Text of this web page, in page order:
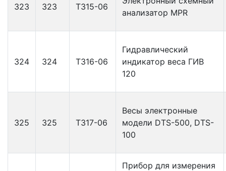
323 323 Т315-06
анализатор MPR
324 324 Т316-06
Гидравлический
индикатор веса ГИВ
120
325 325 Т317-06
Весы электронные
модели DTS-500, DTS-
100
Прибор для измерения